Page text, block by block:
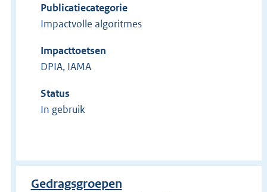
Publicatiecategorie
Impactvolle algoritmes
Impacttoetsen
DPIA, IAMA
Status
In gebruik
Gedragsgroepen